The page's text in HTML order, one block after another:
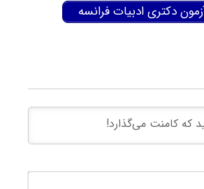
دکتری ادبیات فراﻧﺴﻪ